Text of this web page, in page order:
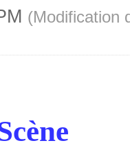
(Modification